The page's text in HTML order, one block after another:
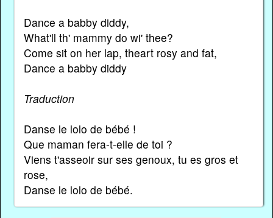
Dance a babby diddy,
What'll th' mammy do wi' thee?
Come sit on her lap, theart rosy and fat,
Dance a babby diddy
Traduction
Danse le lolo de bébé !
Que maman fera-t-elle de toi ?
Viens t'asseoir sur ses genoux, tu es gros et
rose,
Danse le lolo de bébé.